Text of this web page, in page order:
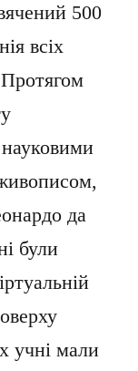
500
всіх
да
були
учні мали